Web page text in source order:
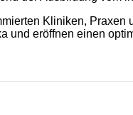
Kliniken, Praxen
und eröffnen einen